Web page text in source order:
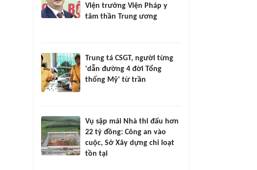
Viện trưởng Viện Pháp y
tâm thần Trung ương
Trung tá CSGT, người từng
'dẫn đường 4 đời Tổng
thống Mỹ' từ trần
Vụ sập mái Nhà thi đấu hơn
22 tỷ đồng: Công an vào
cuộc, Sở Xây dựng chỉ loạt
tồn tại